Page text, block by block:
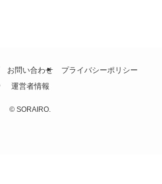
お問い合わせ
プライバシーポリシー
運営者情報
© SORAIRO.